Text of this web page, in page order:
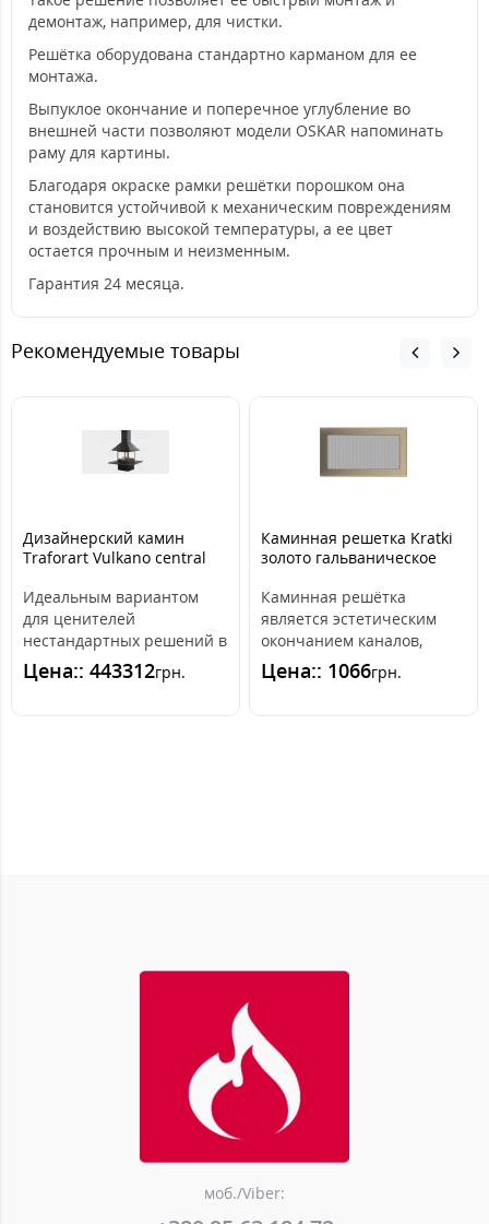
демонтаж, например, для чистки.
Решётка оборудована стандартно карманом для ее
монтажа.
Выпуклое окончание и поперечное углубление во
внешней части позволяют модели OSKAR напоминать
раму для картины.
Благодаря окраске рамки решётки порошком она
становится устойчивой к механическим повреждениям
и воздействию высокой температуры, а ее цвет
остается прочным и неизменным.
Гарантия 24 месяца.
Рекомендуемые товары
Дизайнерский камин
Traforart Vulkano central
Идеальным вариантом
для ценителей
нестандартных решений в
интерьере станет
закрытый камин Traforart
Цена:: 443312грн.
Каминная решетка Kratki
золото гальваническое
Каминная решётка
является эстетическим
окончанием каналов,
распределяющих горячий
воздух из камина. ..
Цена:: 1066грн.
моб./Viber: